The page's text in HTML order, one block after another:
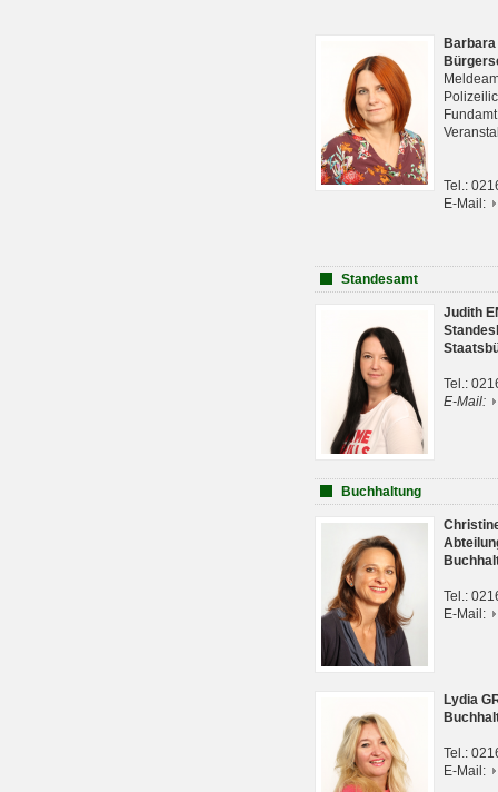
Tel.:
E-Mail:
Standesamt
Judith
Tel.:
E-Mail:
Buchhaltung
Tel.:
E-Mail:
Lydia
Tel.:
E-Mail: